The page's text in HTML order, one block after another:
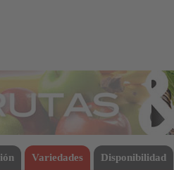
Variedades Disponibilidad